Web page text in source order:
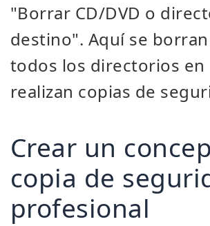
"Borrar CD/DVD o
destino". Aquí se
todos los directorios en
realizan copias de
Crear un
copia de
profesional